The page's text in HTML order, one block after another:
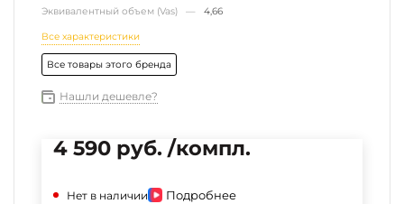
Эквивалентный объем (Vas) — 4,66
Все характеристики
Все товары этого бренда
Нашли дешевле?
4 590 руб. /компл.
Нет в наличии Подробнее